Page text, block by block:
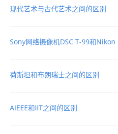
现代艺术与古代艺术之间的区别
Sony网络摄像机DSC T-99和
荷斯坦和布朗瑞士之间的区别
AIEEE和IIT之间的区别